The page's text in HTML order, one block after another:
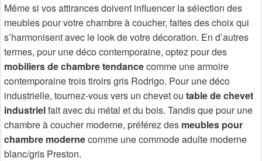
Même si vos attirances doivent influencer la sélection des
meubles pour votre chambre à coucher, faites des choix qui
s’harmonisent avec le look de votre décoration. En d’autres
termes, pour une déco contemporaine, optez pour des
mobiliers de chambre tendancecomme une armoire
contemporaine trois tiroirs gris Rodrigo. Pour une déco
industrielle, tournez-vous vers un chevet ou table de chevet
industrielfait avec du métal et du bois. Tandis que pour une
chambre à coucher moderne, préférez des meubles pour
chambre modernecomme une commode adulte moderne
blanc/gris Preston.